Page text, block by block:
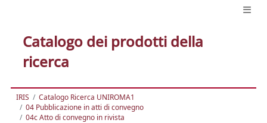
Catalogo dei prodotti della
ricerca
IRIS
Catalogo Ricerca UNIROMA1
04 Pubblicazione in atti di convegno
04c Atto di convegno in rivista